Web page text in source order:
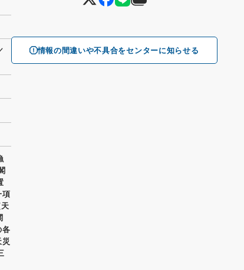
情報の間違いや不具合をセンターに知らせる
項
各